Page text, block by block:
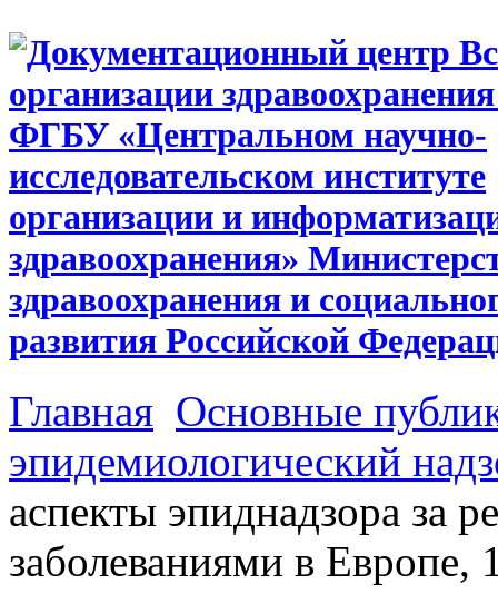
Главная Основные
эпидемиологический
аспекты эпиднадзора за
заболеваниями в Европе,